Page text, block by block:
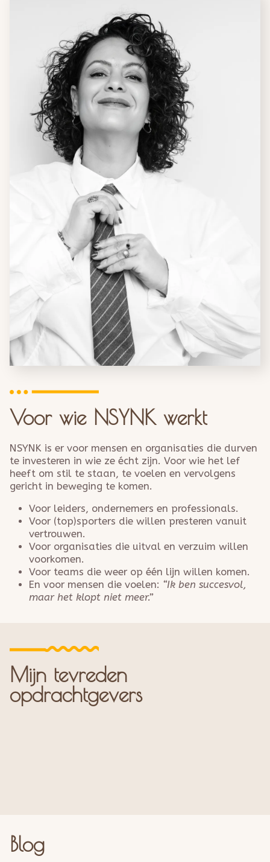
Voor wie NSYNK werkt
NSYNK is er voor mensen en organisaties die durven
te investeren in wie ze écht zijn. Voor wie het lef
heeft om stil te staan, te voelen en vervolgens
gericht in beweging te komen.
Voor leiders, ondernemers en professionals.
Voor (top)sporters die willen presteren vanuit
vertrouwen.
Voor organisaties die uitval en verzuim willen
voorkomen.
Voor teams die weer op één lijn willen komen.
En voor mensen die voelen: “Ik ben succesvol,
maar het klopt niet meer.”
Mijn tevreden
opdrachtgevers
Blog